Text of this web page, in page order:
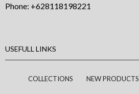
Phone: +628118198221
USEFULL LINKS
COLLECTIONS NEW PRODUCTS